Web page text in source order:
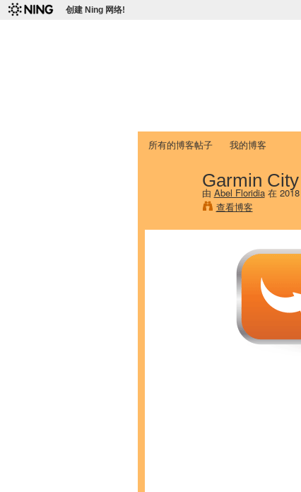
创建 Ning 网络!
所有的博客帖子 我的博客
Garmin
由 Abel Floridia在 2018
查看博客